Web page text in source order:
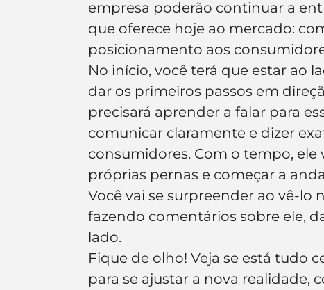
empresa poderão continuar a
que oferece hoje ao mercado:
posicionamento aos
No início, você terá que estar ao
dar os primeiros passos em
precisará aprender a falar para
comunicar claramente e dizer
consumidores. Com o tempo, ele
próprias pernas e começar a
Você vai se surpreender ao vê-lo
fazendo comentários sobre ele,
lado.
Fique de olho! Veja se está tudo
para se ajustar a nova realidade,